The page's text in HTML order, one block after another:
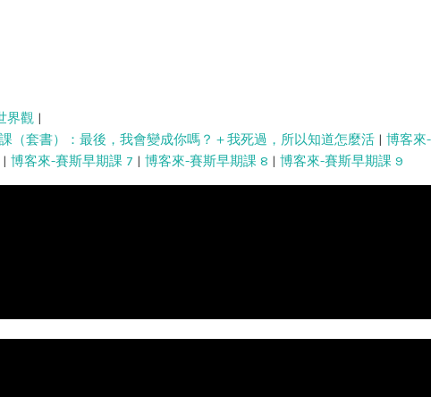
界觀 |
（套書）：最後，我會變成你嗎？＋我死過，所以知道怎麼活 | 博客來
| 博客來-賽斯早期課 7 | 博客來-賽斯早期課 8 | 博客來-賽斯早期課 9